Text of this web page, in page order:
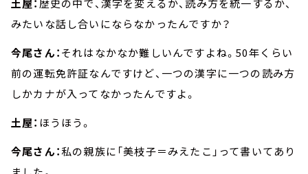
土屋： 歴史の中で、漢字を変えるか、読み方を統一するか、
みたいな話し合いにならなかったんですか？
今尾さん：それはなかなか難しいんですよね。50年くらい
前の運転免許証なんですけど、一つの漢字に一つの読み方
しかカナが入ってなかったんですよ。
土屋： ほうほう。
今尾さん：私の親族に「美枝子＝みえたこ」って書いてあり